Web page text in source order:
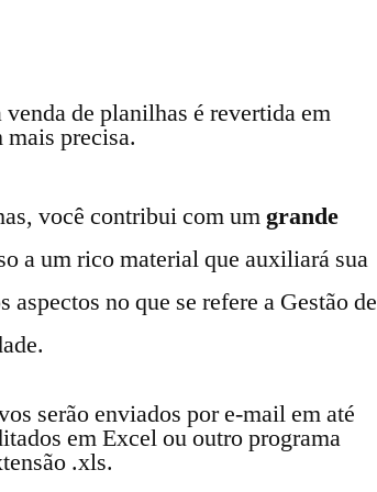
de planilhas é revertida em
mais precisa.
você contribui com umgrande
a um rico material que auxiliará sua
aspectos no que se refere a Gestão de
serão enviados por e-mail em até
em Excel ou outro programa
.xls.